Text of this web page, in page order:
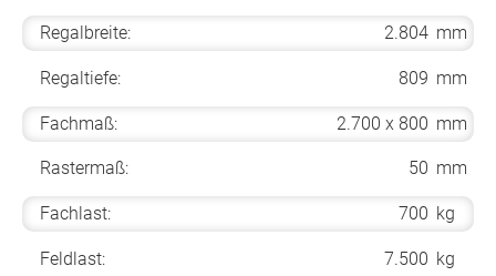
Regalbreite: 2.804 mm
Regaltiefe: 809 mm
Fachmaß: 2.700 x 800 mm
Rastermaß: 50 mm
Fachlast: 700 kg
Feldlast: 7.500 kg